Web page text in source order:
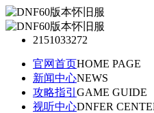
2151033272
官网首页HOME PAGE
新闻中心NEWS
攻略指引 GAME GUIDE
视听中心DNFER